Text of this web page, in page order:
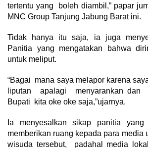
tertentu yang boleh diambil,” papar
MNC Group Tanjung Jabung Barat ini.
Tidak hanya itu saja, ia juga
Panitia yang mengatakan bahwa
untuk meliput.
“Bagai mana saya melapor karena
liputan apalagi menyarankan dan
Bupati kita oke oke saja,”ujarnya.
Ia menyesalkan sikap panitia
memberikan ruang kepada para media
wisuda tersebut, padahal media